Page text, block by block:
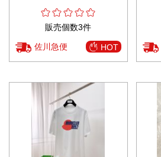
販売個数3件
佐川急便 HOT